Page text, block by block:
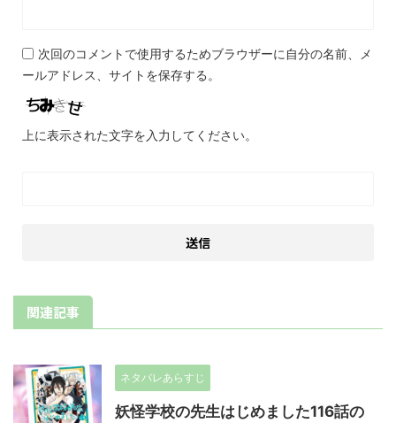
次回のコメントで使用するためブラウザーに自分の名前、メ
ールアドレス、サイトを保存する。
上に表示された文字を入力してください。
関連記事
ネタバレあらすじ
妖怪学校の先生はじめました116話の